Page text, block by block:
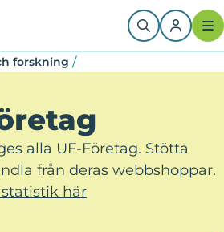
forskning /
alla UF-Företag. Stötta
från deras webbshoppar.
här
Paginering